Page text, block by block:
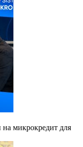
на микрокредит для